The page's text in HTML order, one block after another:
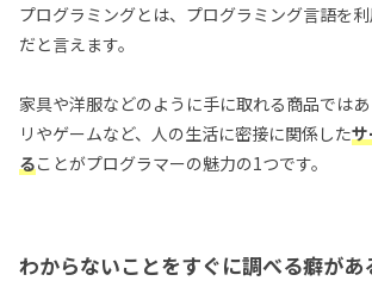
プログラミングとは、プログラミング言語を
だと言えます。
家具や洋服などのように手に取れる商品では
リやゲームなど、人の生活に密接に関係した
ることがプログラマーの魅力の1つです。
わからないことをすぐに調べる癖があ